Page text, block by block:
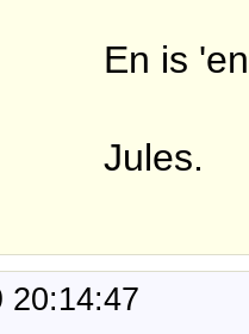
En is
Jules.
20:14:47